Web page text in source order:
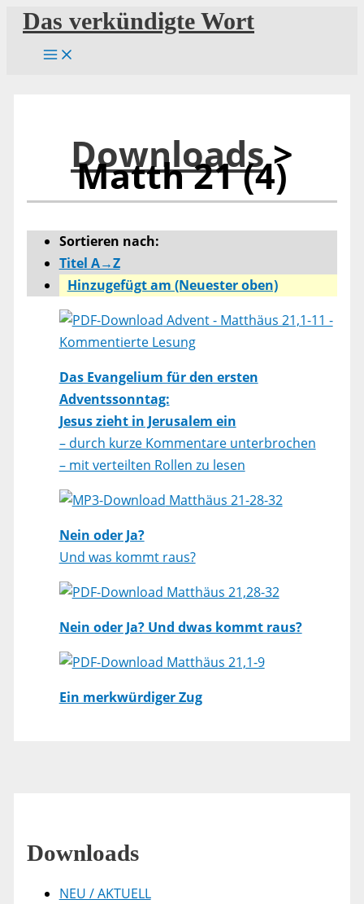
Zum
Inhalt
springen
Das verkündigte Wort
Downloads>
Matth 21 (4)
Sortieren nach:
Titel A→Z
Hinzugefügt am (Neuester oben)
Advent - Matthäus 21,1-11 -
Kommentierte Lesung
Das Evangelium für den ersten
Adventssonntag:
Jesus zieht in Jerusalem ein
– durch kurze Kommentare unterbrochen
– mit verteilten Rollen zu lesen
Matthäus 21-28-32
Nein oder Ja?
Und was kommt raus?
Matthäus 21,28-32
Nein oder Ja? Und dwas kommt raus?
Matthäus 21,1-9
Ein merkwürdiger Zug
Downloads
NEU / AKTUELL